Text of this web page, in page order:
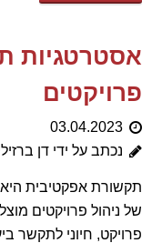
אסטרטגיות
פרויקטים
03.04.2023
נכתב על ידי דן
תקשורת אפקטיבית היא
של ניהול פרויקטים
פרויקט, חיוני לתקשר